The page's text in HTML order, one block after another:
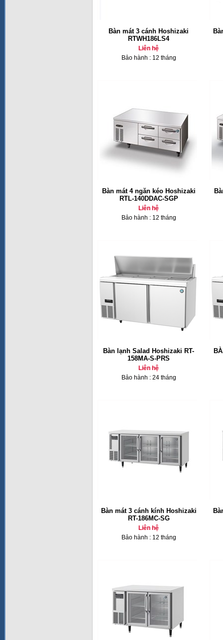
Bàn mát 3 cánh Hoshizaki
RTWH186LS4
Liên hệ
Bảo hành : 12 tháng
Bàn mát 4 ngăn kéo Hoshizaki
RTL-140DDAC-SGP
Liên hệ
Bảo hành : 12 tháng
Bàn lạnh Salad Hoshizaki RT-
158MA-S-PRS
Liên hệ
Bảo hành : 24 tháng
Bàn mát 3 cánh kính Hoshizaki
RT-186MC-SG
Liên hệ
Bảo hành : 12 tháng